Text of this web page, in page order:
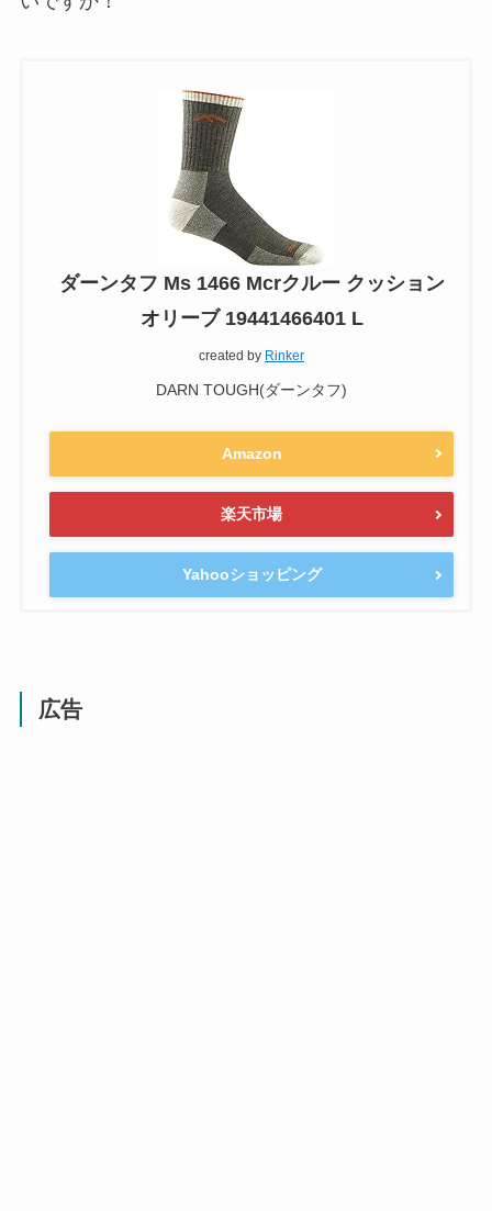
ダーンタフ Ms 1466 Mcrクルー クッション
オリーブ 19441466401 L
created by Rinker
DARN TOUGH(ダーンタフ)
Amazon
楽天市場
Yahooショッピング
広告